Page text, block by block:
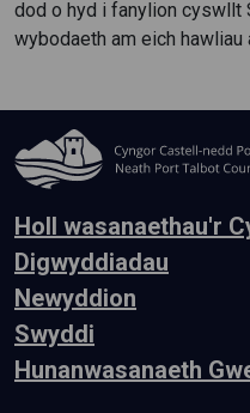
dod o hyd i fanylion cyswllt
wybodaeth am eich hawliau
Holl wasanaethau'r
Digwyddiadau
Newyddion
Swyddi
Hunanwasanaeth